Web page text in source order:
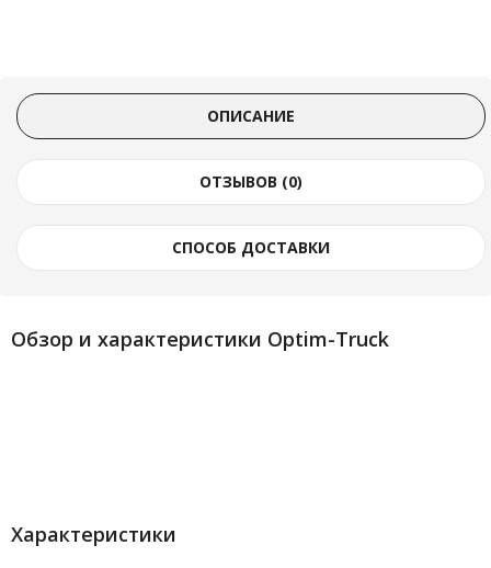
ОПИСАНИЕ
ОТЗЫВОВ (0)
СПОСОБ ДОСТАВКИ
Обзор и характеристики Optim-Truck
Характеристики